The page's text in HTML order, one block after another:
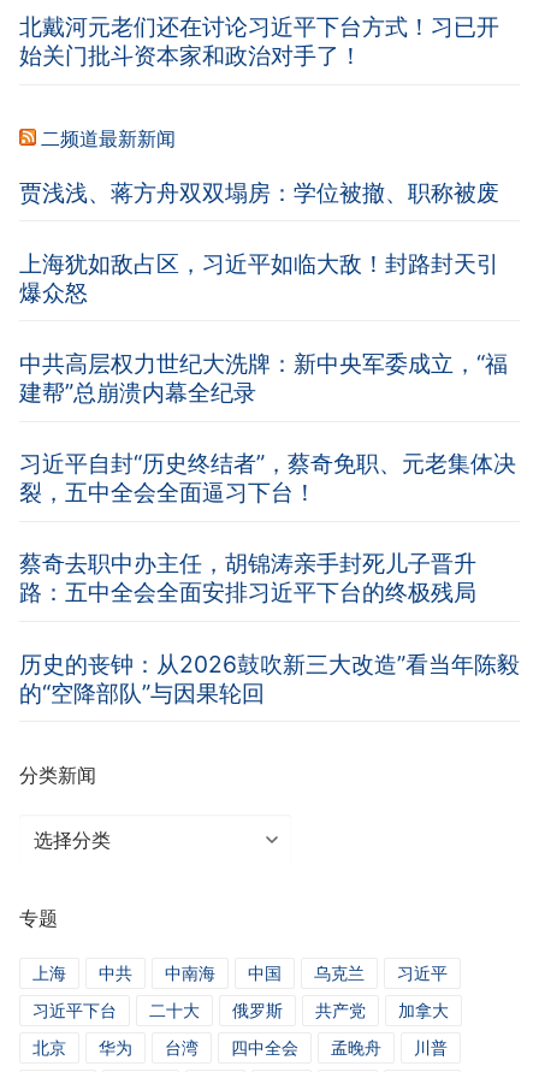
北戴河元老们还在讨论习近平下台方式！习已开
始关门批斗资本家和政治对手了！
二频道最新新闻
贾浅浅、蒋方舟双双塌房：学位被撤、职称被废
上海犹如敌占区，习近平如临大敌！封路封天引
爆众怒
中共高层权力世纪大洗牌：新中央军委成立，“福
建帮”总崩溃内幕全纪录
习近平自封“历史终结者”，蔡奇免职、元老集体决
裂，五中全会全面逼习下台！
蔡奇去职中办主任，胡锦涛亲手封死儿子晋升
路：五中全会全面安排习近平下台的终极残局
历史的丧钟：从2026鼓吹新三大改造”看当年陈毅
的“空降部队”与因果轮回
分类新闻
分
闻
专题
上海 中共 中南海 中国 乌克兰
习近平
习近平下台
二十大 俄罗斯 共产党
加拿大
北京
华为 台湾 四中全会 孟晚舟
川普